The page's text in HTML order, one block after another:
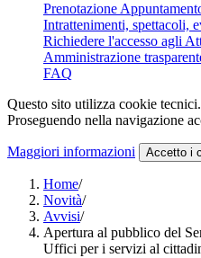
Prenotazione
Intrattenimenti, spettacoli,
Richiedere l'accesso agli
Amministrazione
FAQ
Questo sito utilizza cookie tecnici.
Proseguendo nella navigazione
Maggiori informazioni Accetto i
Home/
Novità/
Avvisi/
Apertura al pubblico del
Uffici per i servizi al